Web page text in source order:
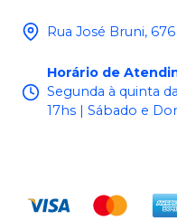
Rua José Bruni,
Horário de
Segunda à quinta
17hs | Sábado e